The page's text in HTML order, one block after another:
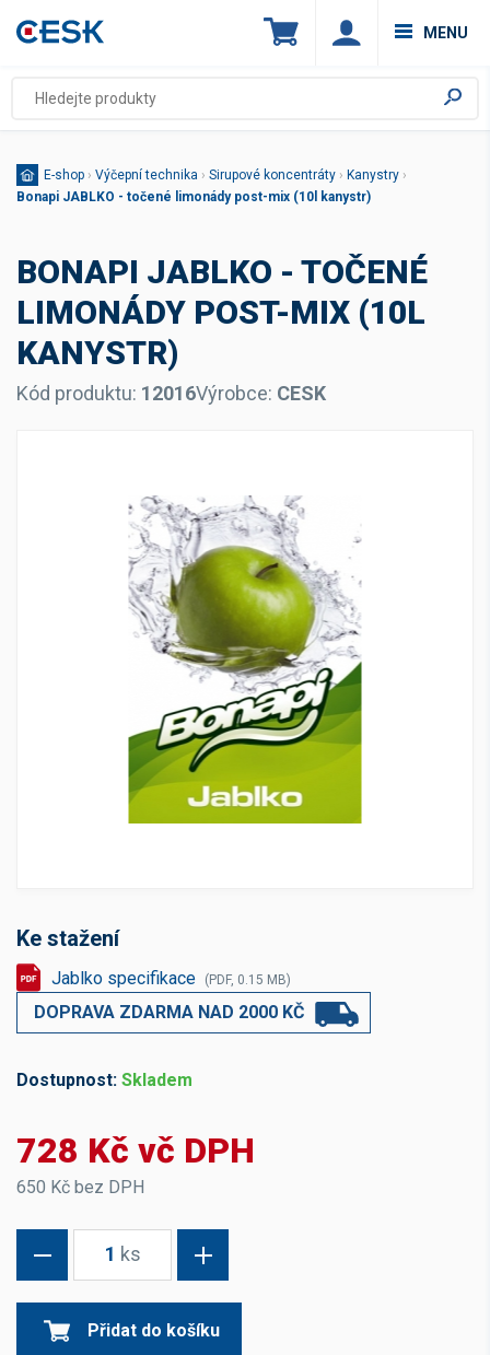
MENU
E-shop › Výčepní technika › Sirupové koncentráty › Kanystry ›
Bonapi JABLKO - točené limonády post-mix (10l kanystr)
BONAPI JABLKO - TOČENÉ
LIMONÁDY POST-MIX (10L
KANYSTR)
Kód produktu: 12016Výrobce: CESK
Ke stažení
Jablko specifikace (PDF, 0.15 MB)
DOPRAVA ZDARMA NAD 2000 KČ
Dostupnost: Skladem
728 Kč vč DPH
650 Kč bez DPH
1 ks
Přidat do košíku